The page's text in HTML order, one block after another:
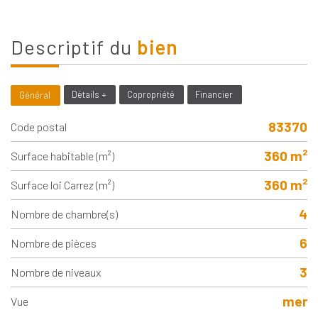
descriptif du bien
Général Détails + Copropriété Financier
Code postal 83370
Surface habitable (m²) 360 m²
Surface loi Carrez (m²) 360 m²
Nombre de chambre(s) 4
Nombre de pièces 6
Nombre de niveaux 3
Vue mer